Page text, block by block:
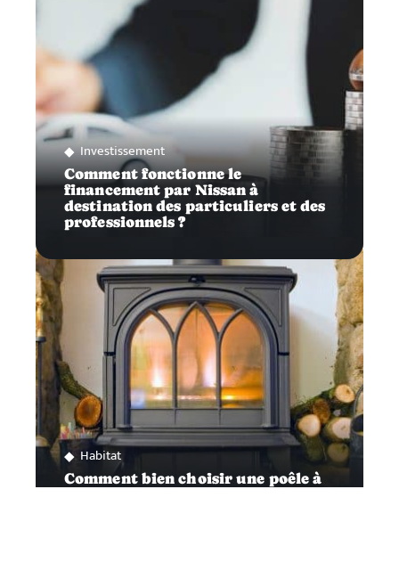
Investissement
Comment fonctionne le
financement par Nissan à
destination des particuliers et des
professionnels ?
Habitat
Comment bien choisir une poêle à